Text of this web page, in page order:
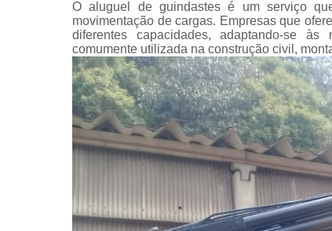
O aluguel de guindastes é um serviço
movimentação de cargas. Empresas que
diferentes capacidades, adaptando-se
comumente utilizada na construção civil,